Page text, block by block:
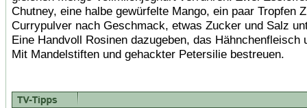
Chutney, eine halbe gewürfelte Mango, ein paar Tropfen
Currypulver nach Geschmack, etwas Zucker und Salz
Eine Handvoll Rosinen dazugeben, das Hähnchenfleisch
Mit Mandelstiften und gehackter Petersilie bestreuen.